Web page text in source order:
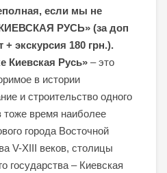
если мы не
РУСЬ» (за доп
экскурсия 180 грн.).
Киевская Русь» – это
в истории
и строительство одного
тоже время наиболее
города Восточной
V-XIII веков, столицы
государства – Киевская